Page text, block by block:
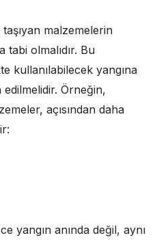
taşıyan malzemelerin
tabi olmalıdır. Bu
kullanılabilecek yangına
edilmelidir. Örneğin,
açısından daha
yangın anında değil, aynı